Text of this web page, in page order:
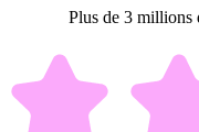
Plus de 3 millions